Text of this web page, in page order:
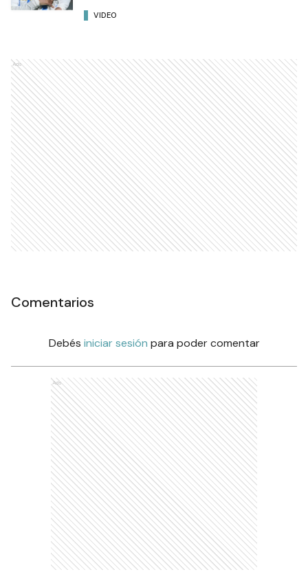
VIDEO
Ads
Comentarios
Debés iniciar sesión para poder comentar
Ads